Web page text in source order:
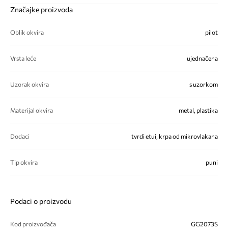
Značajke proizvoda
Oblik okvira pilot
Vrsta leće ujednačena
Uzorak okvira s uzorkom
Materijal okvira metal, plastika
Dodaci tvrdi etui, krpa od mikrovlakana
Tip okvira puni
Podaci o proizvodu
Kod proizvođača GG2073S